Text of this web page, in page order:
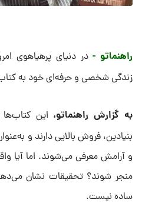
راهنماتو -در دنیای پرهیاهوی
زندگی شخصی و حرفه‌ای خود به
به گزارش راهنماتو، این
بنیادین، فروش بالایی دارند و
و آرامش معرفی می‌شوند. اما آیا
منجر شوند؟ تحقیقات نشان
ساده نیست.